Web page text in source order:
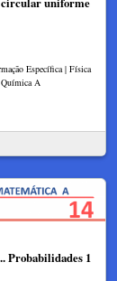
Específica | Física
A
Probabilidades 1